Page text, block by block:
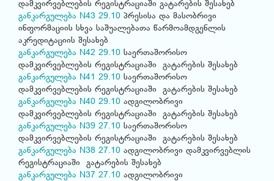
დამკვირვებლების რეგისტრაციაში გატარების შესახებ
განკარგულება N43 29.10 პრესისა და მასობრივი
ინფორმაციის სხვა საშუალებათა წარმოამდგენლის
აკრედიტაციის შესახებ
განკარგულება N42 29.10 საერთაშორისო
დამკვირვებლების რეგისტრაციაში გატარების შესახებ
განკარგულება N41 29.10 საერთაშორისო
დამკვირვებლების რეგისტრაციაში გატარების შესახებ
განკარგულება N40 29.10 ადგილობრივი
დამკვირვებლების რეგისტრაციაში გატარების შესახებ
განკარგულება N39 27.10 საერთაშორისო
დამკვირვებლების რეგისტრაციაში გატარების შესახებ
განკარგულება N38 27.10 ადგილობრივი დამკვირვებლის
რეგისტრაციაში გატარების შესახებ
განკარგულება N37 27.10 ადგილობრივი